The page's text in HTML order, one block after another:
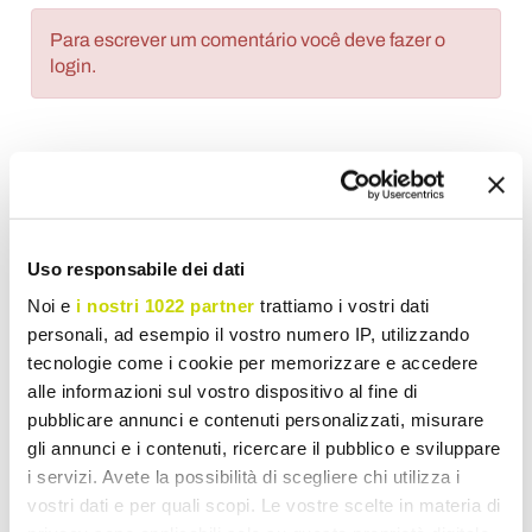
Uso responsabile dei dati
Noi e i nostri 1022 partner trattiamo i vostri dati
personali, ad esempio il vostro numero IP, utilizzando
tecnologie come i cookie per memorizzare e accedere
alle informazioni sul vostro dispositivo al fine di
pubblicare annunci e contenuti personalizzati, misurare
gli annunci e i contenuti, ricercare il pubblico e sviluppare
i servizi. Avete la possibilità di scegliere chi utilizza i
vostri dati e per quali scopi. Le vostre scelte in materia di
Para escrever um comentário você deve fazer o
login.
Lista de Desejos Escreva sua revisão Impressão
Aquecedor de Toalhas Hidráulico